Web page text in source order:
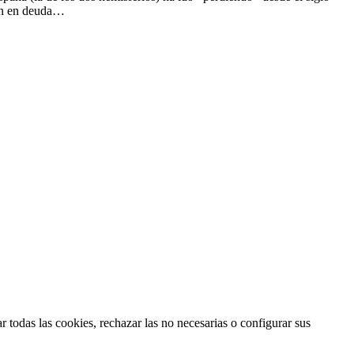
en deuda…
las cookies, rechazar las no necesarias o configurar sus